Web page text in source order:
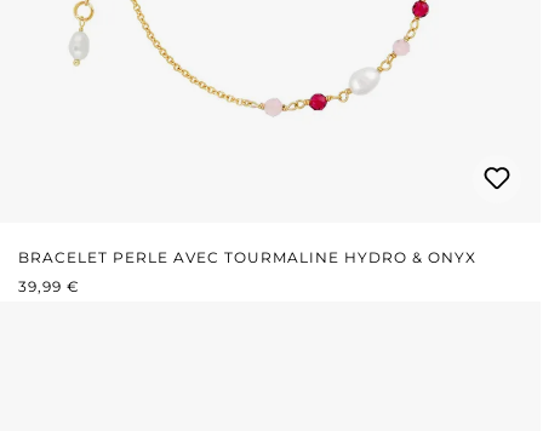
BRACELET PERLE AVEC TOURMALINE HYDRO & ONYX
PRIX RÉGULIER :
39,99 €